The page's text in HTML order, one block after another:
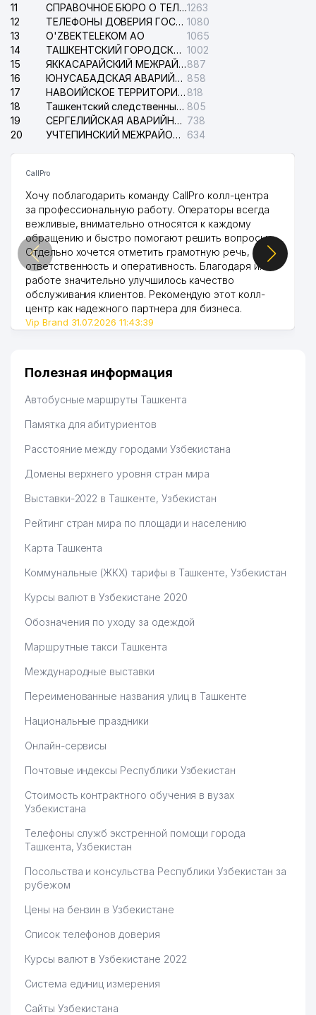
КОМПАНИЯ
ТАШКЕНТСКИЙ
АРХИТЕКТУРНО-
СТРОИТЕЛЬНЫЙ ИНСТИТУТ
(ТАСИ)
TIB STANDART SERVIS ООО
ЦЕНТР РАДИОСВЯЗИ,
40 TOP FOOD SERVICE ООО 851 м
41 ALEKSA POLIGRAFIYA ЧП 868 м
42
АКАН УЗБЕКСКО-ТУРЕЦКОЕ СП
ООО
898 м
АКАДЕМИЧЕСКИЙ ЛИЦЕЙ ПРИ
ТАШКЕНТСКОМ
ГОСУДАРСТВЕННЫЙ
ТЕННИСНЫЙ КЛУБ
47 INFO SEMANTIK ООО
48 CREDO MOTORS ООО 984 м
ХОКИМИЯТ ЮНУСАБАДСКОГО
11
СПРАВОЧНОЕ БЮРО О ТЕЛЕФОНАХ ОРГАНИЗАЦИЙ г. ТАШКЕНТА1263
12
ТЕЛЕФОНЫ ДОВЕРИЯ ГОСУДАРСТВЕННОГО ЦЕНТРА ТЕСТИРОВАНИЯ 1080
13
O'ZBEKTELEKOM АО
1065
14
ТАШКЕНТСКИЙ ГОРОДСКОЙ СУД ПО ГРАЖДАНСКИМ ДЕЛАМ 1002
15
ЯККАСАРАЙСКИЙ МЕЖРАЙОННЫЙ СУД ПО ГРАЖДАНСКИМ ДЕЛАМ887
16
ЮНУСАБАДСКАЯ АВАРИЙНАЯ СЛУЖБА ЭЛЕКТРОСЕТИ 858
17
НАВОИЙСКОЕ ТЕРРИТОРИАЛЬНОЕ ПРЕДПРИЯТИЕ ЭЛЕКТРОСЕТИ АО 818
18
Ташкентский следственный изолятор 805
19
СЕРГЕЛИЙСКАЯ АВАРИЙНАЯ СЛУЖБА ЭЛЕКТРОСЕТИ 738
20
УЧТЕПИНСКИЙ МЕЖРАЙОННЫЙ СУД ПО ГРАЖДАНСКИМ ДЕЛАМ 634
CallPro
Хочу поблагодарить команду CallPro колл-центра
за профессиональную работу. Операторы всегда
вежливые, внимательно относятся к каждому
обращению и быстро помогают решить вопросы.
Отдельно хочется отметить грамотную речь,
ответственность и оперативность. Благодаря их
работе значительно улучшилось качество
обслуживания клиентов. Рекомендую этот колл-
центр как надежного партнера для бизнеса.
Vip Brand 31.07.2026 11:43:39
Полезная информация
Автобусные маршруты Ташкента
Памятка для абитуриентов
Расстояние между городами Узбекистана
Домены верхнего уровня стран мира
Выставки-2022 в Ташкенте, Узбекистан
Рейтинг стран мира по площади и населению
Карта Ташкента
Коммунальные (ЖКХ) тарифы в Ташкенте, Узбекистан
Курсы валют в Узбекистане 2020
Обозначения по уходу за одеждой
Маршрутные такси Ташкента
Международные выставки
Переименованные названия улиц в Ташкенте
Национальные праздники
Онлайн-сервисы
Почтовые индексы Республики Узбекистан
Стоимость контрактного обучения в вузах
Узбекистана
Телефоны служб экстренной помощи города
Ташкента, Узбекистан
Посольства и консульства Республики Узбекистан за
рубежом
Цены на бензин в Узбекистане
Список телефонов доверия
Курсы валют в Узбекистане 2022
Система единиц измерения
Сайты Узбекистана